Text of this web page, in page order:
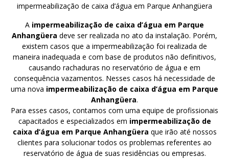
impermeabilização de caixa d’água em Parque Anhangüera
A impermeabilização de caixa d’água em Parque
Anhangüera deve ser realizada no ato da instalação. Porém,
existem casos que a impermeabilização foi realizada de
maneira inadequada e com base de produtos não definitivos,
causando rachaduras no reservatório de água e em
consequência vazamentos. Nesses casos há necessidade de
uma nova impermeabilização de caixa d’água em Parque
Anhangüera.
Para esses casos, contamos com uma equipe de profissionais
capacitados e especializados em impermeabilização de
caixa d’água em Parque Anhangüera que irão até nossos
clientes para solucionar todos os problemas referentes ao
reservatório de água de suas residências ou empresas.